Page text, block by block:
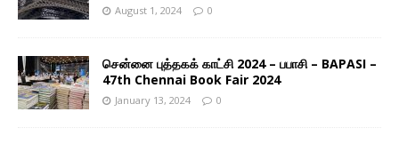
August 1, 2024 0
சென்னை புத்தகக் காட்சி 2024 – பபாசி – BAPASI –
47th Chennai Book Fair 2024
January 13, 2024 0